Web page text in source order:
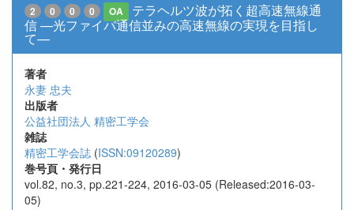
2 0 0 0 OA
テラヘルツ波が拓く超高速無線通
信 —光ファイバ通信並みの高速無線の実現を目指し
て—
著者
永妻 忠夫
出版者
公益社団法人 精密工学会
雑誌
精密工学会誌 (ISSN:09120289)
巻号頁・発行日
vol.82, no.3, pp.221-224, 2016-03-05 (Released:2016-03-
05)